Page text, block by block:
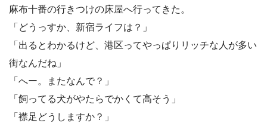
麻布十番の行きつけの床屋へ行ってきた。
「どうっすか、新宿ライフは？」
「出るとわかるけど、港区ってやっぱりリッチな人が多い
街なんだね」
「へー。またなんで？」
「飼ってる犬がやたらでかくて高そう」
「襟足どうしますか？」